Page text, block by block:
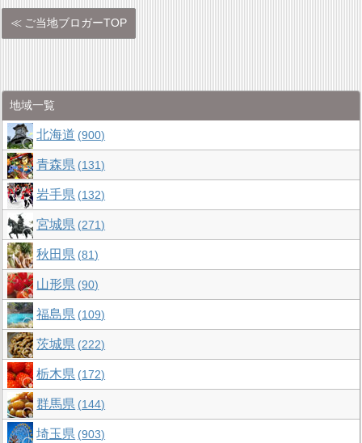
ご当地ブロガーTOP
地域一覧
北海道 900
青森県 131
岩手県 132
宮城県 271
秋田県 81
山形県 90
福島県 109
茨城県 222
栃木県 172
群馬県 144
埼玉県 903